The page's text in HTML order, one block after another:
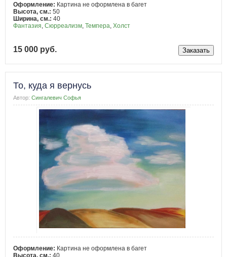
Оформление: Картина не оформлена в багет
Высота, см.: 50
Ширина, см.: 40
Фантазия, Сюрреализм, Темпера, Холст
15 000 руб.
То, куда я вернусь
Автор: Сингалевич Софья
Оформление: Картина не оформлена в багет